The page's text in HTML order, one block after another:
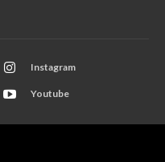
Instagram
Youtube